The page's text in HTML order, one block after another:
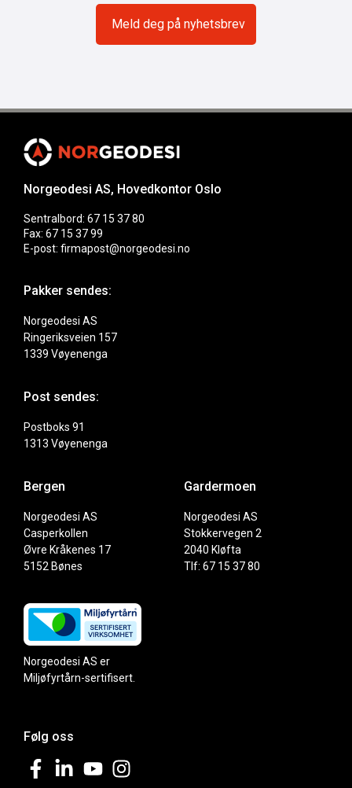
Norgeodesi AS, Hovedkontor Oslo
Sentralbord: 67 15 37 80
Fax: 67 15 37 99
E-post: firmapost@norgeodesi.no
Pakker sendes:
Norgeodesi AS
Ringeriksveien 157
1339 Vøyenenga
Post sendes:
Postboks 91
1313 Vøyenenga
Bergen
Norgeodesi AS
Casperkollen
Øvre Kråkenes 17
5152 Bønes
Gardermoen
Norgeodesi AS
Stokkervegen 2
2040 Kløfta
Tlf: 67 15 37 80
Norgeodesi AS er
Miljøfyrtårn-sertifisert.
Følg oss